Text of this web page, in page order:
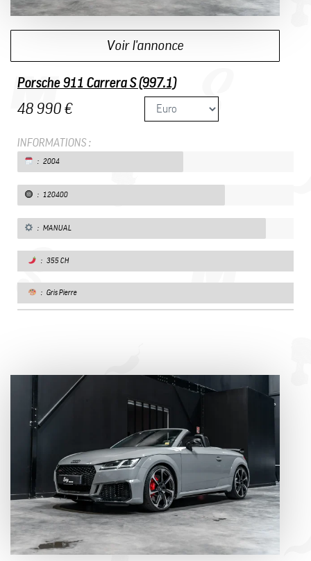
Voir l'annonce
Porsche 911 Carrera S (997.1)
48 990 €
INFORMATIONS :
: 2004
: 120400
: MANUAL
: 355 CH
: Gris Pierre